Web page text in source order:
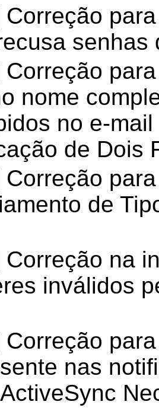
Correção
senhas
Correção
nome
no e-
de Dois
de
Correção na
inválidos
Correção
nas